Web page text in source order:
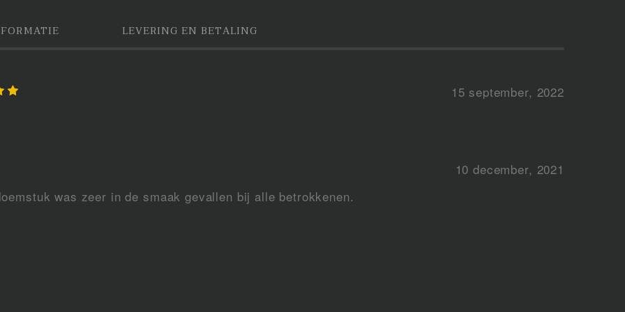
LEVERING EN BETALING
15 september, 2022
10 december, 2021
was zeer in de smaak gevallen bij alle betrokkenen.